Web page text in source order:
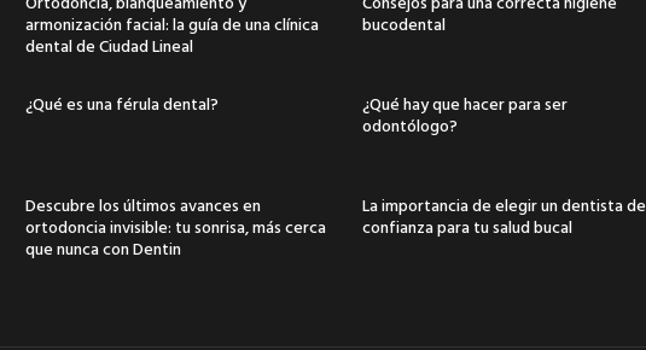
armonización facial: la guía de una clínica
dental de Ciudad Lineal
bucodental
¿Qué es una férula dental?
¿Qué hay que hacer para ser
odontólogo?
Descubre los últimos avances en
ortodoncia invisible: tu sonrisa, más cerca
que nunca con Dentin
La importancia de elegir un dentista de
confianza para tu salud bucal